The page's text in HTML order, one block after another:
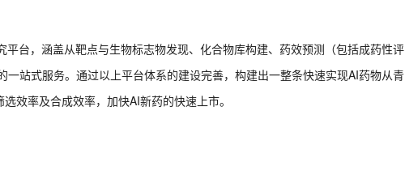
台，涵盖从靶点与生物标志物发现、化合物库构建、药效预测（包括成药性评
一站式服务。通过以上平台体系的建设完善，构建出一整条快速实现AI药物从青
效率及合成效率，加快AI新药的快速上市。